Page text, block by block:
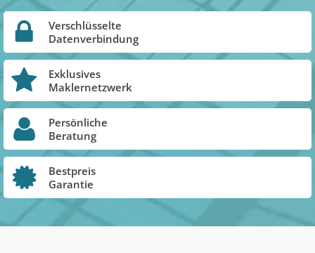
Verschlüsselte
Datenverbindung
Exklusives
Maklernetzwerk
Persönliche
Beratung
Bestpreis
Garantie